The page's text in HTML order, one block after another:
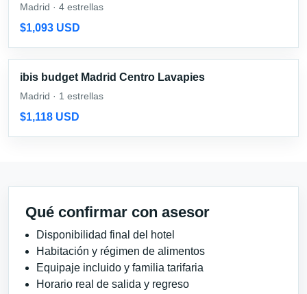
Madrid · 4 estrellas
$1,093 USD
ibis budget Madrid Centro Lavapies
Madrid · 1 estrellas
$1,118 USD
Qué confirmar con asesor
Disponibilidad final del hotel
Habitación y régimen de alimentos
Equipaje incluido y familia tarifaria
Horario real de salida y regreso